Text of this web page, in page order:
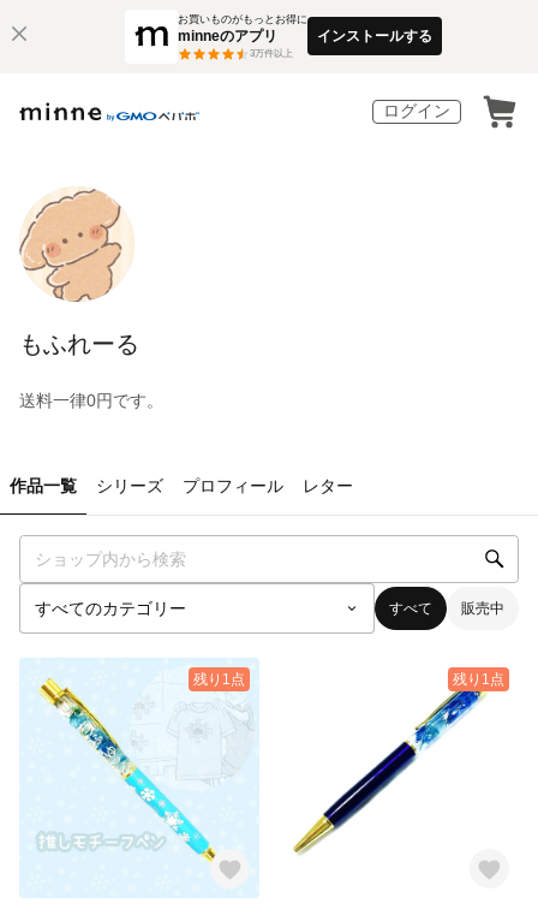
お買いものがもっとお得に
minneのアプリ
3万件以上
インストールする
ログイン
もふれーる
送料一律0円です。
作品一覧 シリーズ プロフィール レター
すべて 販売中
残り1点 残り1点